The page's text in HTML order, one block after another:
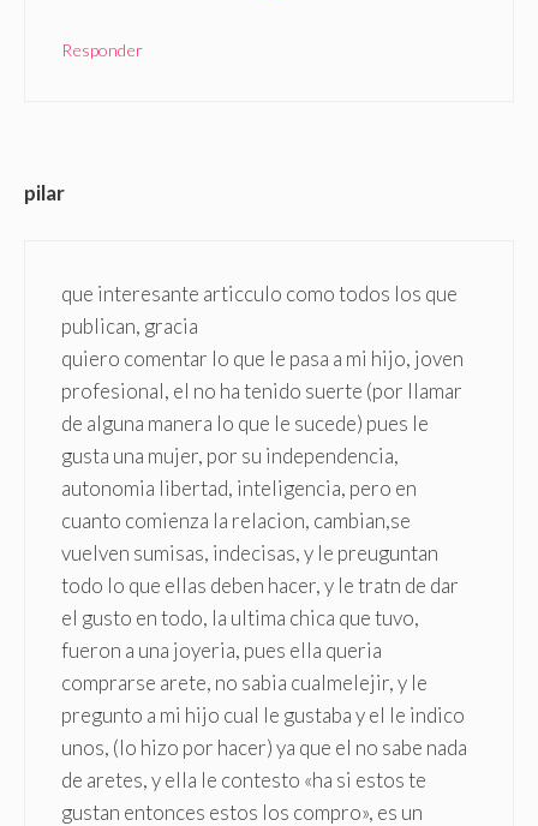
Responder
pilar
que interesante articculo como todos los que
publican, gracia
quiero comentar lo que le pasa a mi hijo, joven
profesional, el no ha tenido suerte (por llamar
de alguna manera lo que le sucede) pues le
gusta una mujer, por su independencia,
autonomia libertad, inteligencia, pero en
cuanto comienza la relacion, cambian,se
vuelven sumisas, indecisas, y le preuguntan
todo lo que ellas deben hacer, y le tratn de dar
el gusto en todo, la ultima chica que tuvo,
fueron a una joyeria, pues ella queria
comprarse arete, no sabia cualmelejir, y le
pregunto a mi hijo cual le gustaba y el le indico
unos, (lo hizo por hacer) ya que el no sabe nada
de aretes, y ella le contesto «ha si estos te
gustan entonces estos los compro», es un